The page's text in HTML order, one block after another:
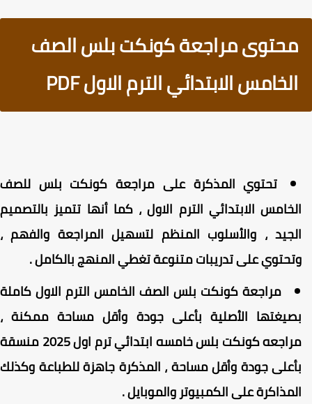
محتوى مراجعة كونكت بلس الصف
الخامس الابتدائي الترم الاول PDF
تحتوي المذكرة على مراجعة كونكت بلس للصف
الابتدائي الترم الاول ، كما أنها تتميز بالتصميم
، والأسلوب المنظم لتسهيل المراجعة والفهم ،
على تدريبات متنوعة تغطي المنهج بالكامل .
مراجعة كونكت بلس الصف الخامس الترم الاول كاملة
الأصلية بأعلى جودة وأقل مساحة ممكنة ،
مراجعه كونكت بلس خامسه ابتدائي ترم اول 2025 منسقة
جودة وأقل مساحة ، المذكرة جاهزة للطباعة وكذلك
على الكمبيوتر والموبايل .